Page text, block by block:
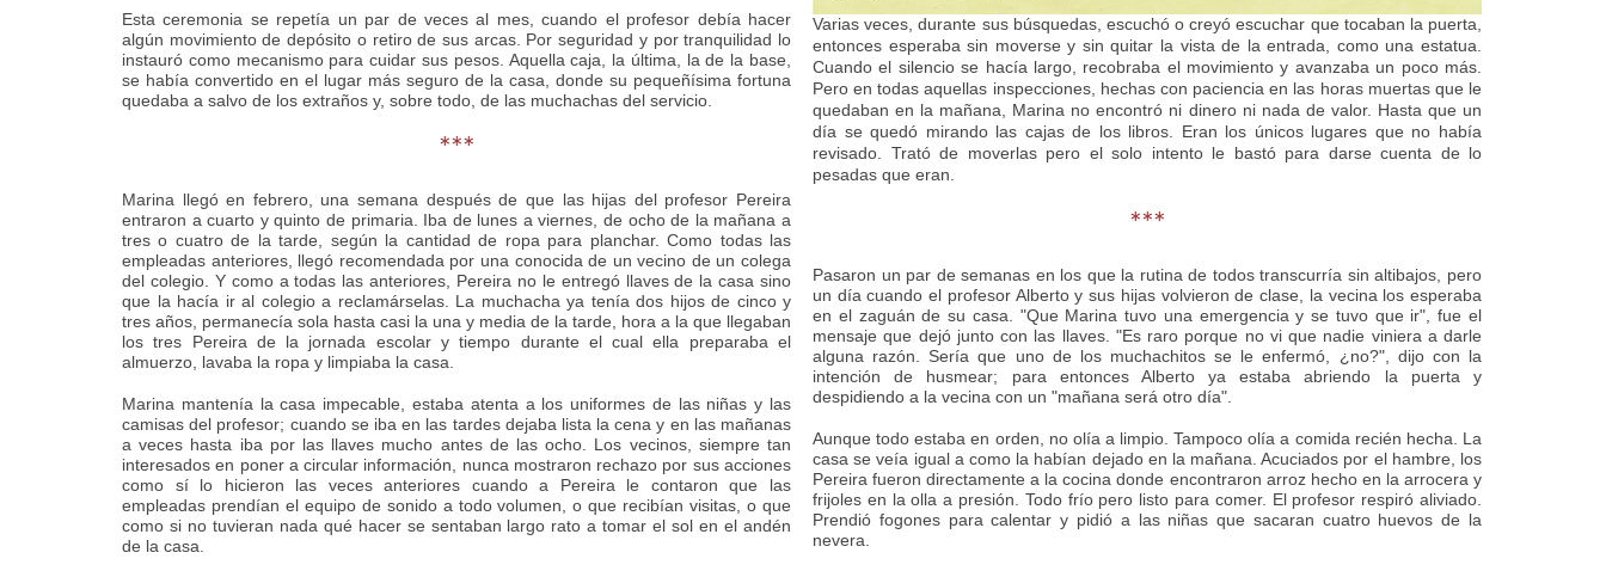
Esta ceremonia se repetía un par de veces al mes, cuando el profesor debía hacer
algún movimiento de depósito o retiro de sus arcas. Por seguridad y por tranquilidad lo
instauró como mecanismo para cuidar sus pesos. Aquella caja, la última, la de la base,
se había convertido en el lugar más seguro de la casa, donde su pequeñísima fortuna
quedaba a salvo de los extraños y, sobre todo, de las muchachas del servicio.
***
Marina llegó en febrero, una semana después de que las hijas del profesor Pereira
entraron a cuarto y quinto de primaria. Iba de lunes a viernes, de ocho de la mañana a
tres o cuatro de la tarde, según la cantidad de ropa para planchar. Como todas las
empleadas anteriores, llegó recomendada por una conocida de un vecino de un colega
del colegio. Y como a todas las anteriores, Pereira no le entregó llaves de la casa sino
que la hacía ir al colegio a reclamárselas. La muchacha ya tenía dos hijos de cinco y
tres años, permanecía sola hasta casi la una y media de la tarde, hora a la que llegaban
los tres Pereira de la jornada escolar y tiempo durante el cual ella preparaba el
almuerzo, lavaba la ropa y limpiaba la casa.
Marina mantenía la casa impecable, estaba atenta a los uniformes de las niñas y las
camisas del profesor; cuando se iba en las tardes dejaba lista la cena y en las mañanas
a veces hasta iba por las llaves mucho antes de las ocho. Los vecinos, siempre tan
interesados en poner a circular información, nunca mostraron rechazo por sus acciones
como sí lo hicieron las veces anteriores cuando a Pereira le contaron que las
empleadas prendían el equipo de sonido a todo volumen, o que recibían visitas, o que
como si no tuvieran nada qué hacer se sentaban largo rato a tomar el sol en el andén
de la casa.
Varias veces, durante sus búsquedas, escuchó o creyó escuchar que tocaban la puerta,
entonces esperaba sin moverse y sin quitar la vista de la entrada, como una estatua.
Cuando el silencio se hacía largo, recobraba el movimiento y avanzaba un poco más.
Pero en todas aquellas inspecciones, hechas con paciencia en las horas muertas que le
quedaban en la mañana, Marina no encontró ni dinero ni nada de valor. Hasta que un
día se quedó mirando las cajas de los libros. Eran los únicos lugares que no había
revisado. Trató de moverlas pero el solo intento le bastó para darse cuenta de lo
pesadas que eran.
***
Pasaron un par de semanas en los que la rutina de todos transcurría sin altibajos, pero
un día cuando el profesor Alberto y sus hijas volvieron de clase, la vecina los esperaba
en el zaguán de su casa. "Que Marina tuvo una emergencia y se tuvo que ir", fue el
mensaje que dejó junto con las llaves. "Es raro porque no vi que nadie viniera a darle
alguna razón. Sería que uno de los muchachitos se le enfermó, ¿no?", dijo con la
intención de husmear; para entonces Alberto ya estaba abriendo la puerta y
despidiendo a la vecina con un "mañana será otro día".
Aunque todo estaba en orden, no olía a limpio. Tampoco olía a comida recién hecha. La
casa se veía igual a como la habían dejado en la mañana. Acuciados por el hambre, los
Pereira fueron directamente a la cocina donde encontraron arroz hecho en la arrocera y
frijoles en la olla a presión. Todo frío pero listo para comer. El profesor respiró aliviado.
Prendió fogones para calentar y pidió a las niñas que sacaran cuatro huevos de la
nevera.